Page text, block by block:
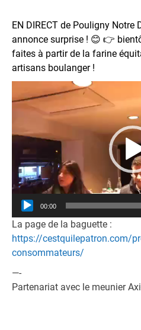
EN DIRECT de Pouligny Notre
annonce surprise ! 😊 👉
faites à partir de la farine
artisans boulanger !
vidéo
00:00
La page de la baguette :
https://cestquilepatron.com/
consommateurs/
—-
Partenariat avec le meunier